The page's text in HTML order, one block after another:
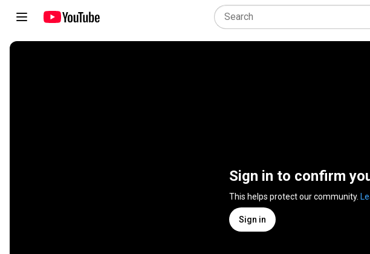
Sign in to confirm
This helps protect our community.
Sign in